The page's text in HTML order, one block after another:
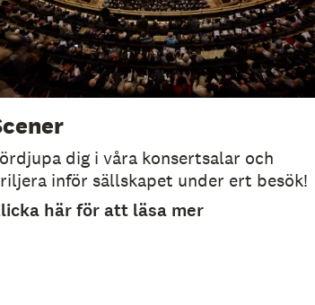
dig i våra konsertsalar och
inför sällskapet under ert besök!
här för att läsa mer